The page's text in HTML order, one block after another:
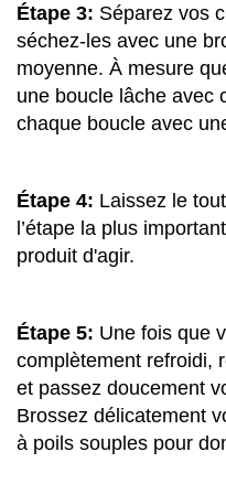
Étape 3: Séparez vos
séchez-les avec une
moyenne. À mesure
une boucle lâche avec
chaque boucle avec
Étape 4: Laissez le
l’étape la plus
produit d'agir.
Étape 5: Une fois que
complètement refroidi,
et passez doucement
Brossez délicatement
à poils souples pour